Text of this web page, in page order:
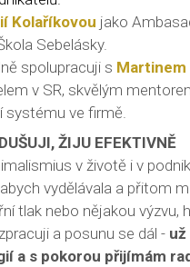
Kolaříkovou jako
Sebelásky.
spolupracuji s Martinem
v SR, skvělým
systému ve firmě.
ŽIJU EFEKTIVNĚ
v životě i v
vydělávala a přitom
tlak nebo nějakou výzvu,
a posunu se dál -
a s pokorou přijímám